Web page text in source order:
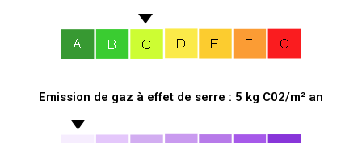
Emission de gaz à effet de serre : 5 kg C02/m² an